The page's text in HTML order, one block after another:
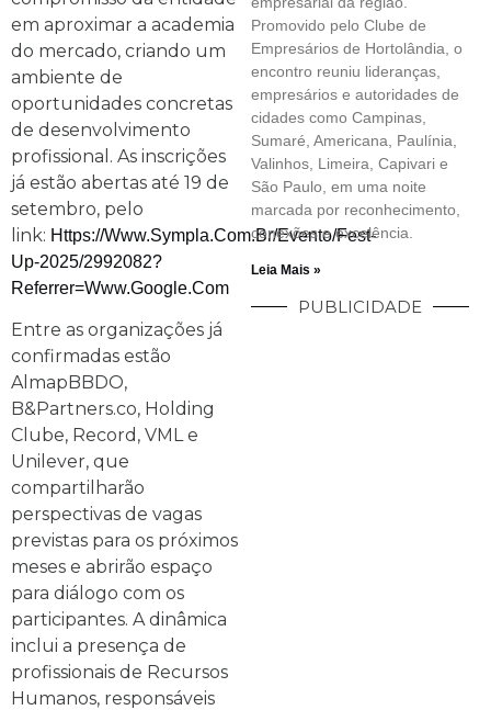
em aproximar a academia
do mercado, criando um
ambiente de
oportunidades concretas
de desenvolvimento
profissional. As inscrições
já estão abertas até 19 de
setembro, pelo
link: Https://www.sympla.com.br/evento/fest-
Up-2025/2992082?
Referrer=www.google.com
Entre as organizações já
confirmadas estão
AlmapBBDO,
B&Partners.co, Holding
Clube, Record, VML e
Unilever, que
compartilharão
perspectivas de vagas
previstas para os próximos
meses e abrirão espaço
para diálogo com os
participantes. A dinâmica
inclui a presença de
profissionais de Recursos
Humanos, responsáveis
Promovido pelo Clube de
Empresários de Hortolândia, o
encontro reuniu lideranças,
empresários e autoridades de
cidades como Campinas,
Sumaré, Americana, Paulínia,
Valinhos, Limeira, Capivari e
São Paulo, em uma noite
marcada por reconhecimento,
conexões e excelência.
Leia Mais »
PUBLICIDADE